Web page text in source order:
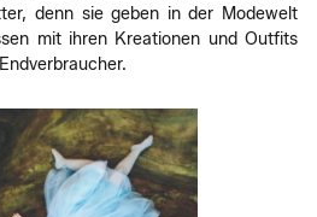
denn sie geben in der Modewelt
mit ihren Kreationen und Outfits